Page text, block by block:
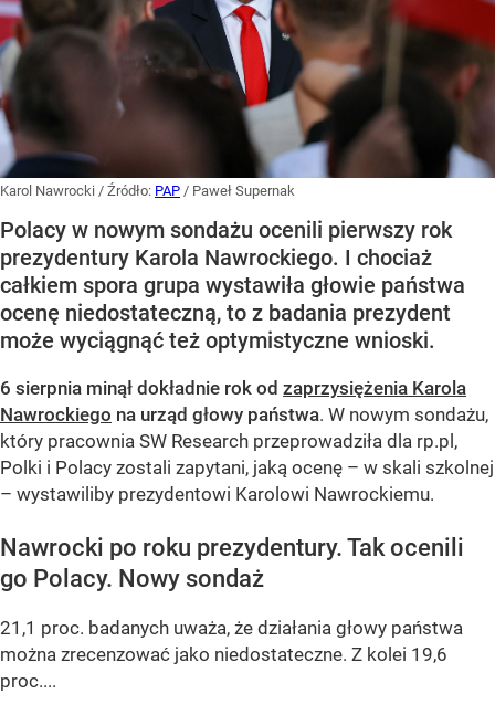
Karol Nawrocki / Źródło: PAP / Paweł Supernak
Polacy w nowym sondażu ocenili pierwszy rok
prezydentury Karola Nawrockiego. I chociaż
całkiem spora grupa wystawiła głowie państwa
ocenę niedostateczną, to z badania prezydent
może wyciągnąć też optymistyczne wnioski.
6 sierpnia minął dokładnie rok od zaprzysiężenia Karola
Nawrockiego na urząd głowy państwa. W nowym sondażu,
który pracownia SW Research przeprowadziła dla rp.pl,
Polki i Polacy zostali zapytani, jaką ocenę – w skali szkolnej
– wystawiliby prezydentowi Karolowi Nawrockiemu.
Nawrocki po roku prezydentury. Tak ocenili
go Polacy. Nowy sondaż
21,1 proc. badanych uważa, że działania głowy państwa
można zrecenzować jako niedostateczne. Z kolei 19,6
proc....